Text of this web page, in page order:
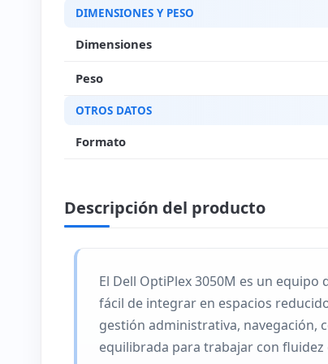
DIMENSIONES Y PESO
Dimensiones
Peso
OTROS DATOS
Formato
Descripción del producto
El Dell OptiPlex 3050M es un
fácil de integrar en espacios
gestión administrativa, navegación,
equilibrada para trabajar con